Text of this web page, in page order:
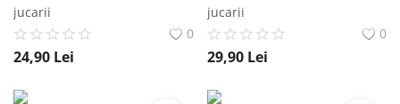
jucarii
0
24,90 Lei
jucarii
0
29,90 Lei